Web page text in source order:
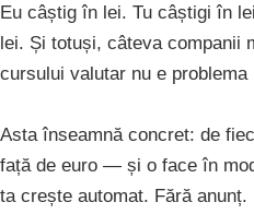
Eu câștig în lei. Tu câștigi în
lei. Și totuși, câteva companii
cursului valutar nu e
Asta înseamnă concret: de
față de euro — și o face în
ta crește automat. Fără